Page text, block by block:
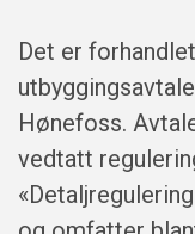
Det er
Hønefoss.
vedtatt